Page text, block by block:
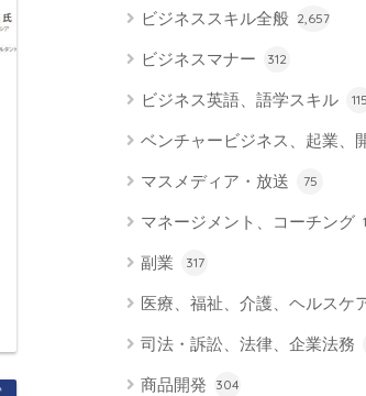
ビジネススキル全般 2,657
ビジネスマナー 312
ビジネス英語、語学スキル 115
ベンチャービジネス、起業、
マスメディア・放送 75
マネージメント、コーチング
副業 317
医療、福祉、介護、ヘルスケ
司法・訴訟、法律、企業法務
商品開発 304